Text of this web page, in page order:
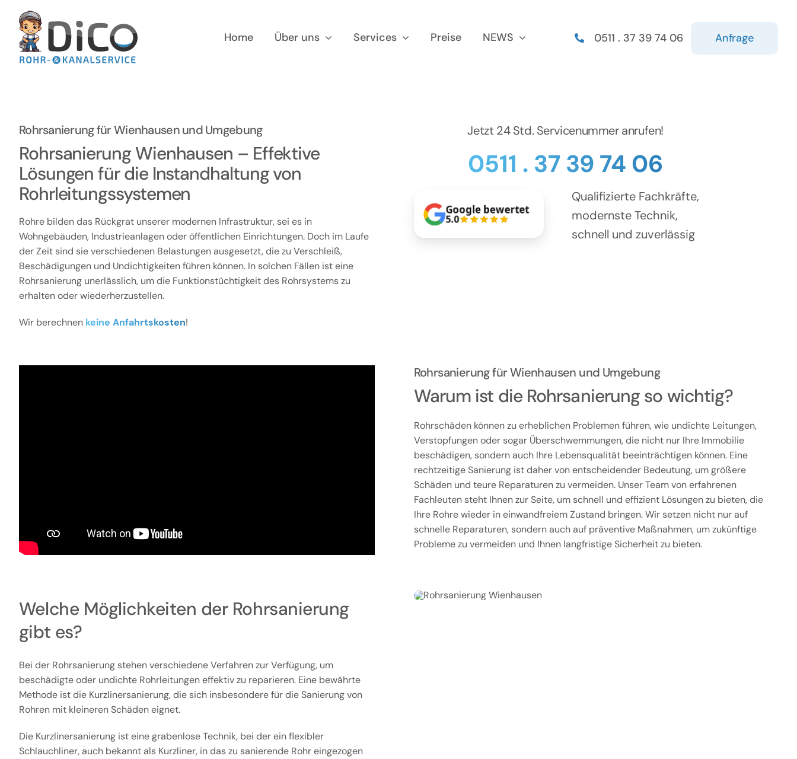
Inhalt
springen
Home Über uns Services Preise NEWS 0511 . 37 39 74 06 Anfrage
Rohrsanierung für Wienhausen und Umgebung
Rohrsanierung Wienhausen – Effektive
Lösungen für die Instandhaltung von
Rohrleitungssystemen
Rohre bilden das Rückgrat unserer modernen Infrastruktur, sei es in
Wohngebäuden, Industrieanlagen oder öffentlichen Einrichtungen. Doch im Laufe
der Zeit sind sie verschiedenen Belastungen ausgesetzt, die zu Verschleiß,
Beschädigungen und Undichtigkeiten führen können. In solchen Fällen ist eine
Rohrsanierung unerlässlich, um die Funktionstüchtigkeit des Rohrsystems zu
erhalten oder wiederherzustellen.
Wir berechnen keine Anfahrtskosten!
Jetzt 24 Std. Servicenummer anrufen!
0511 . 37 39 74 06
Google bewertet
5.0
Qualifizierte Fachkräfte,
modernste Technik,
schnell und zuverlässig
Rohrsanierung für Wienhausen und Umgebung
Warum ist die Rohrsanierung so wichtig?
Rohrschäden können zu erheblichen Problemen führen, wie undichte Leitungen,
Verstopfungen oder sogar Überschwemmungen, die nicht nur Ihre Immobilie
beschädigen, sondern auch Ihre Lebensqualität beeinträchtigen können. Eine
rechtzeitige Sanierung ist daher von entscheidender Bedeutung, um größere
Schäden und teure Reparaturen zu vermeiden. Unser Team von erfahrenen
Fachleuten steht Ihnen zur Seite, um schnell und effizient Lösungen zu bieten, die
Ihre Rohre wieder in einwandfreiem Zustand bringen. Wir setzen nicht nur auf
schnelle Reparaturen, sondern auch auf präventive Maßnahmen, um zukünftige
Probleme zu vermeiden und Ihnen langfristige Sicherheit zu bieten.
Welche Möglichkeiten der Rohrsanierung
gibt es?
Bei der Rohrsanierung stehen verschiedene Verfahren zur Verfügung, um
beschädigte oder undichte Rohrleitungen effektiv zu reparieren. Eine bewährte
Methode ist die Kurzlinersanierung, die sich insbesondere für die Sanierung von
Rohren mit kleineren Schäden eignet.
Die Kurzlinersanierung ist eine grabenlose Technik, bei der ein flexibler
Schlauchliner, auch bekannt als Kurzliner, in das zu sanierende Rohr eingezogen